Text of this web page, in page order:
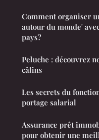
Comment organiser
autour du monde'
pays?
Peluche : découvrez
câlins
Les secrets du
portage salarial
Assurance prêt
pour obtenir une